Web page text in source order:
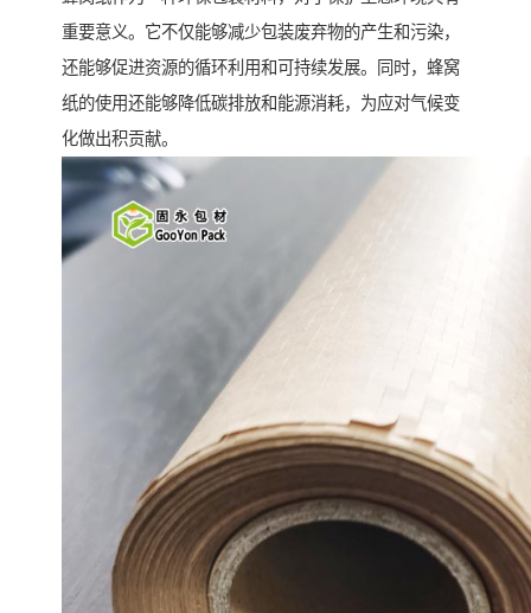
重要意义。它不仅能够减少包装废弃物的产生和污染，
还能够促进资源的循环利用和可持续发展。同时，蜂窝
纸的使用还能够降低碳排放和能源消耗，为应对气候变
化做出积贡献。